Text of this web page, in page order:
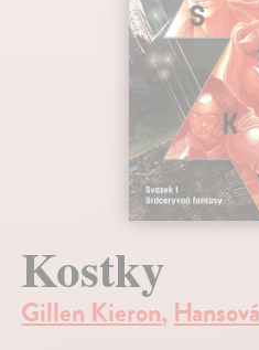
Kostky
Gillen Kieron,